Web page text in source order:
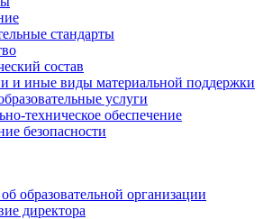
стандарты
состав
и иные виды материальной поддержки
услуги
техническое обеспечение
безопасности
образовательной организации
директора